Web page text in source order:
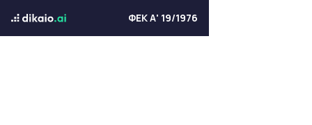
ΦΕΚ Α' 19/1976